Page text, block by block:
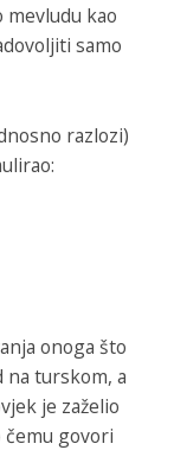
mevludu kao
samo
razlozi)
onoga što
na turskom, a
je zaželio
čemu govori